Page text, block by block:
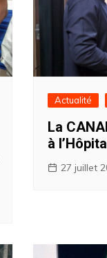
Actualité
La
à
27 juillet